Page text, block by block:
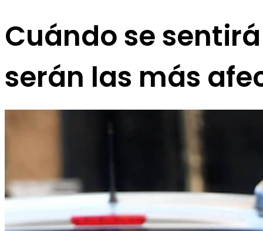
Cuándo se
serán las más